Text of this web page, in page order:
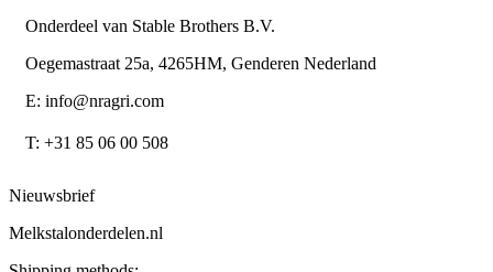
Onderdeel van Stable Brothers B.V.
Oegemastraat 25a, 4265HM, Genderen Nederland
E: info@nragri.com
T: +31 85 06 00 508
Nieuwsbrief
Melkstalonderdelen.nl